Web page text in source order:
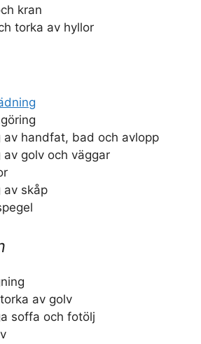
kran
torka av hyllor
av handfat, bad och avlopp
av golv och väggar
av skåp
av golv
soffa och fotölj